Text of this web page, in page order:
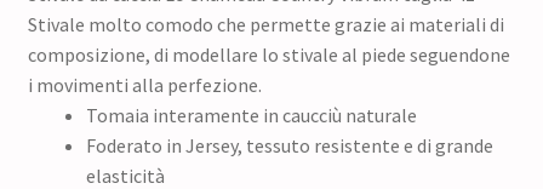
Stivale molto comodo che permette grazie ai materiali di
composizione, di modellare lo stivale al piede seguendone
i movimenti alla perfezione.
Tomaia interamente in caucciù naturale
Foderato in Jersey, tessuto resistente e di grande
elasticità